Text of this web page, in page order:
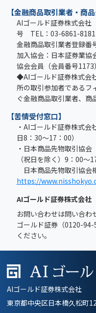
【金融商品取引業者・商
AIゴールド証券株式会
号 TEL：03-6861-8181
金融商品取引業者登録番
加入協会：日本証券業協
協会会員（会員番号
◆AIゴールド証券株式会
所の取引参加者であるフ
ぐ金融商品取引業者、商
【苦情受付窓口】
・AIゴールド証券株式
日8：30～17：00）
・日本商品先物取引協
（祝日を除く）9：00～
日本商品先物取引協会
https://
AIゴールド証券株式会社
お問い合わせは問い合わ
ゴールド証券（0120-
ください。
AIゴールド証券株式会社
東京都中央区日本橋久松町